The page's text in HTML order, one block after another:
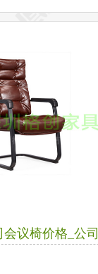
办公椅 会议椅
人体
茶水柜
柜 矮柜
议椅价格_公